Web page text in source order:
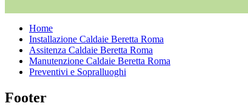
Home
Installazione Caldaie Beretta Roma
Assitenza Caldaie Beretta Roma
Manutenzione Caldaie Beretta Roma
Preventivi e Sopralluoghi
Footer